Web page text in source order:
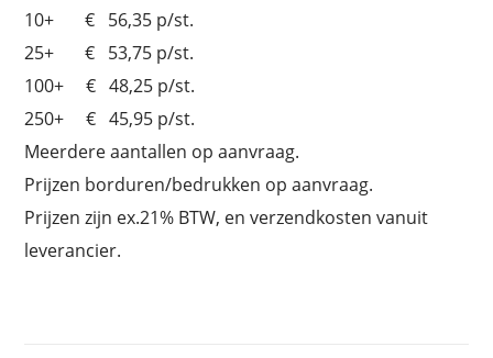
10+ € 56,35 p/st.
25+ € 53,75 p/st.
100+ € 48,25 p/st.
250+ € 45,95 p/st.
Meerdere aantallen op aanvraag.
Prijzen borduren/bedrukken op aanvraag.
Prijzen zijn ex.21% BTW, en verzendkosten vanuit
leverancier.